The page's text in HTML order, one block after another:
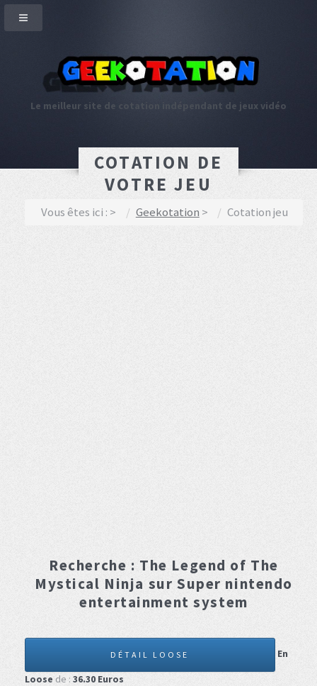
Le meilleur site de cotation indépendant de jeux vidéo
COTATION DE
VOTRE JEU
Vous êtes ici : Geekotation Cotation jeu
Recherche : The Legend of The
Mystical Ninja sur Super nintendo
entertainment system
DÉTAIL LOOSE
En
Loose de : 36.30 Euros